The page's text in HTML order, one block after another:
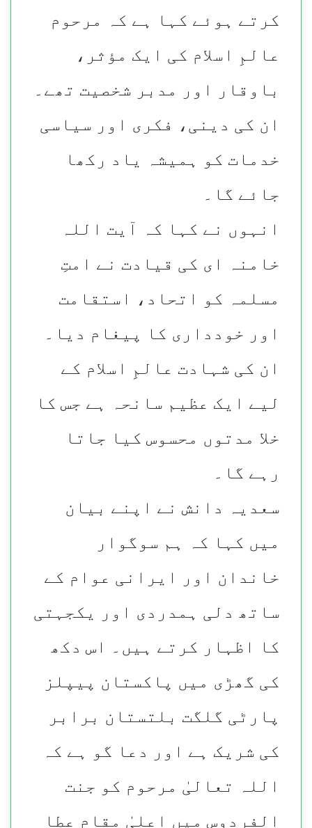
کرتے ہوئے کہا ہے کہ مرحوم
عالمِ اسلام کی ایک مؤثر،
باوقار اور مدبر شخصیت تھے۔
ان کی دینی، فکری اور سیاسی
خدمات کو ہمیشہ یاد رکھا
جائے گا۔
انہوں نے کہا کہ آیت اللہ
خامنہ ای کی قیادت نے امتِ
مسلمہ کو اتحاد، استقامت
اور خودداری کا پیغام دیا۔
ان کی شہادت عالمِ اسلام کے
لیے ایک عظیم سانحہ ہے جس کا
خلا مدتوں محسوس کیا جاتا
رہے گا۔
سعدیہ دانش نے اپنے بیان
میں کہا کہ ہم سوگوار
خاندان اور ایرانی عوام کے
ساتھ دلی ہمدردی اور یکجہتی
کا اظہار کرتے ہیں۔ اس دکھ
کی گھڑی میں پاکستان پیپلز
پارٹی گلگت بلتستان برابر
کی شریک ہے اور دعا گو ہے کہ
اللہ تعالیٰ مرحوم کو جنت
الفردوس میں اعلیٰ مقام عطا